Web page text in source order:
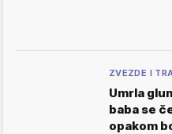
ZVEZDE I
Umrla
baba se
opakom